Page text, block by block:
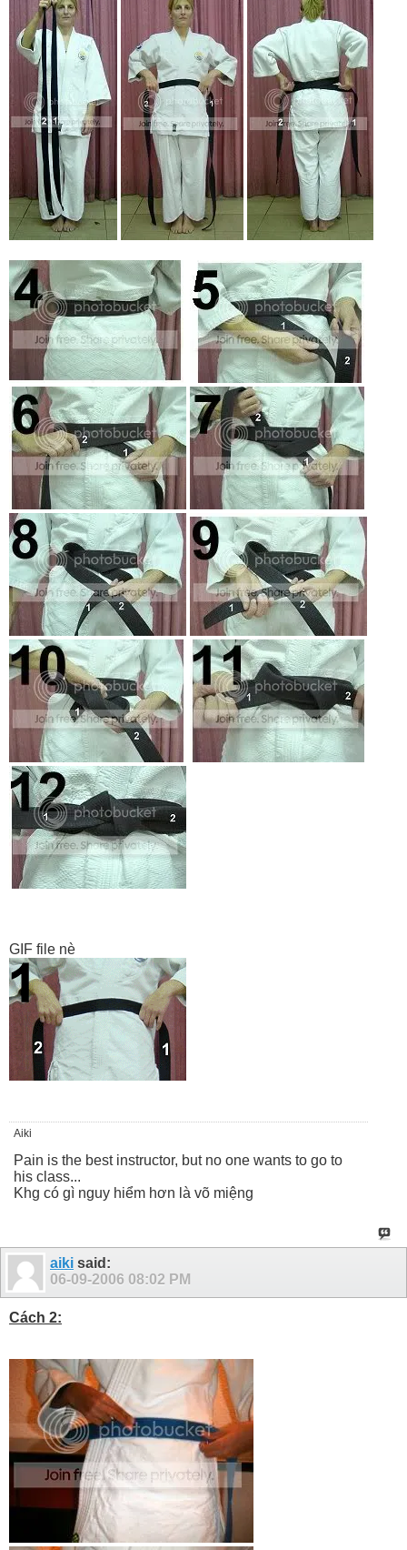
GIF file nè
Aiki
Pain is the best instructor, but no one wants to go to
his class...
Khg có gì nguy hiểm hơn là võ miệng
aiki said:
06-09-2006 08:02 PM
Cách 2: